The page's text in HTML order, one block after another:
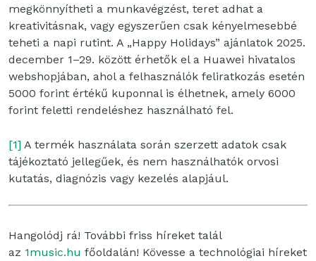
megkönnyítheti a munkavégzést, teret adhat a
kreativitásnak, vagy egyszerűen csak kényelmesebbé
teheti a napi rutint. A „Happy Holidays” ajánlatok 2025.
december 1–29. között érhetők el a Huawei hivatalos
webshopjában, ahol a felhasználók feliratkozás esetén
5000 forint értékű kuponnal is élhetnek, amely 6000
forint feletti rendeléshez használható fel.
[1] A termék használata során szerzett adatok csak
tájékoztató jellegűek, és nem használhatók orvosi
kutatás, diagnózis vagy kezelés alapjául.
Hangolódj rá! További friss híreket talál
az 1music.hu főoldalán! Kövesse a technológiai híreket